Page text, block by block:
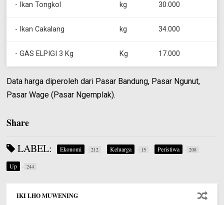
- Ikan Tongkol kg 30.000
- Ikan Cakalang kg 34.000
- GAS ELPIGI 3 Kg Kg 17.000
Data harga diperoleh dari Pasar Bandung, Pasar Ngunut,
Pasar Wage (Pasar Ngemplak).
Share
LABEL: Ekonomi 212 Keluarga 15 Peristiwa 208
Up 244
IKI LHO MUWENING